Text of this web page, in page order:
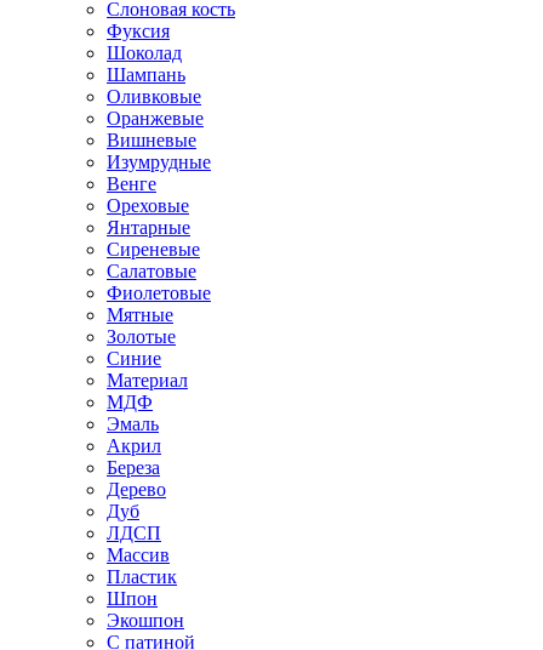
Слоновая кость
Фуксия
Шоколад
Шампань
Оливковые
Оранжевые
Вишневые
Изумрудные
Венге
Ореховые
Янтарные
Сиреневые
Салатовые
Фиолетовые
Мятные
Золотые
Синие
Материал
МДФ
Эмаль
Акрил
Береза
Дерево
Дуб
ЛДСП
Массив
Пластик
Шпон
Экошпон
С патиной